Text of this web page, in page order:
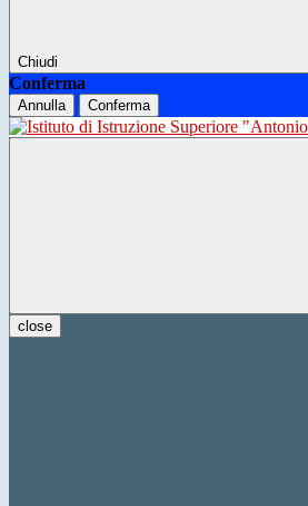
Chiudi
Conferma
Annulla Conferma
close